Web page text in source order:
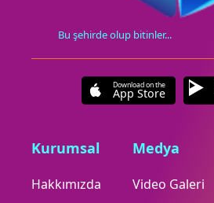
Bu şehirde olup bitinler...
Download on the
App Store
Kurumsal
Hakkımızda
Medya
Video Galeri